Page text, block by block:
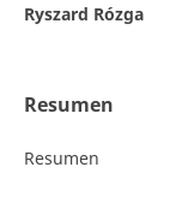
Ryszard Rózga
Resumen
Resumen